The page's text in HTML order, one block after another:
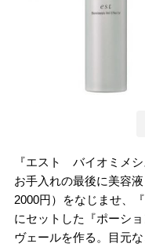
『エスト バイオミメ
お手入れの最後に美容
2000円）をなじませ、
にセットした『ポーシ
ヴェールを作る。目元